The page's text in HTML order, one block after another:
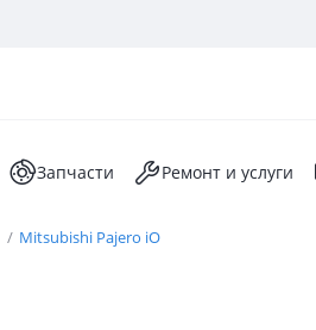
Запчасти Ремонт и услуги
Mitsubishi Pajero iO